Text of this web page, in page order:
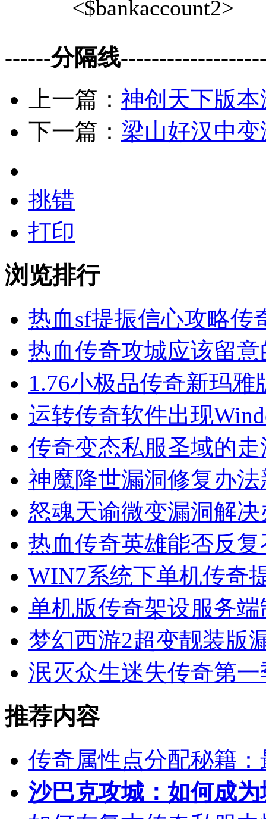
<$bankaccount2>
------分隔线
上一篇： 神创天下版
下一篇： 梁山好汉中变
挑错
打印
浏览排行
热血sf提振信心攻略传
热血传奇攻城应该留
1.76小极品传奇新玛
运转传奇软件出现
传奇变态私服圣域的
神魔降世漏洞修复办
怒魂天谕微变漏洞解
热血传奇英雄能否反
WIN7系统下单机传奇
单机版传奇架设服务
梦幻西游2超变靓装版
泯灭众生迷失传奇第
推荐内容
传奇属性点分配秘籍
沙巴克攻城：如何成为